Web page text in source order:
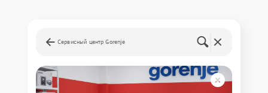
Сервисный центр Gorenje